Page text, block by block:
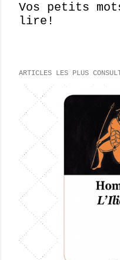
E
g
t
r
c
m
Vos petits
lire!
ARTICLES LES PLUS